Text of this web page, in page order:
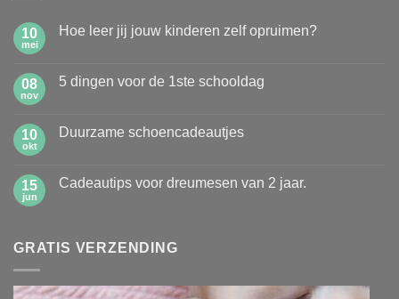
10
mei
Hoe leer jij jouw kinderen zelf opruimen?
Hoe
kinderen
zelf
08
nov
5 dingen voor de 1ste schooldag
5
1ste
schooldag
10
okt
Duurzame schoencadeautjes
Duurzame
15
jun
Cadeautips voor dreumesen van 2 jaar.
voor
jaar.
GRATIS VERZENDING